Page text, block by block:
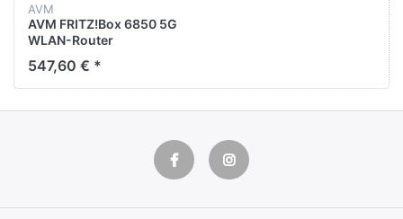
AVM
AVM FRITZ!Box 6850 5G
WLAN-Router
547,60 € *